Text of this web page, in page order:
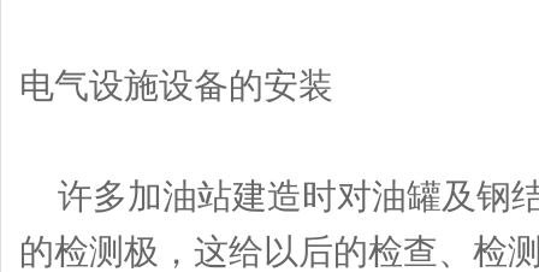
电气设施设备的安装
许多加油站建造时对油罐及钢
的检测极，这给以后的检查、检